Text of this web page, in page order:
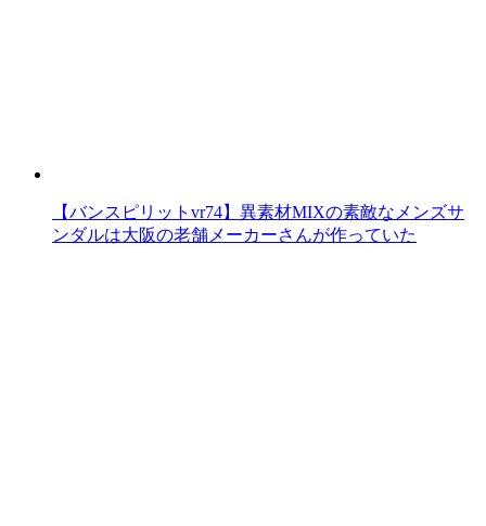
【バンスピリットvr74】異素材MIXの素敵なメンズサ
ンダルは大阪の老舗メーカーさんが作っていた